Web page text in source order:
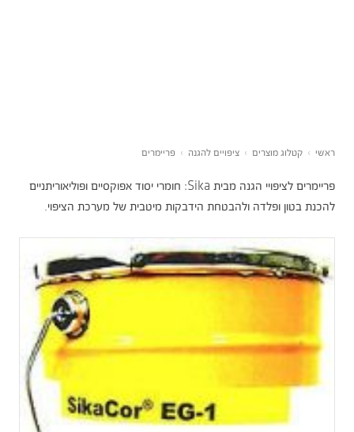
ראשי › קטלוג מוצרים › ציפויים להגנה › פריימרים
פריימרים לציפויי הגנה מבית Sika: חומרי יסוד אפוקסיים ופוליאוריתניים
להכנת בטון ופלדה ולהבטחת הידבקות מיטבית של מערכת הציפוי.